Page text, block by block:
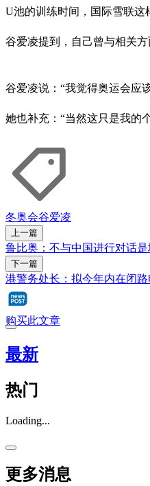
U池的训练时间，国际雪联这
谷爱凌提到，自己曾与相关
谷爱凌说：“我觉得奥运会应
她也补充：“当然这只是我的
冬奥会谷爱凌
上一篇
鲁比奥：不与中国进行对话
下一篇
港警务处长：拟今年内在闭
购买此文章
最新
热门
Loading...
更多消息